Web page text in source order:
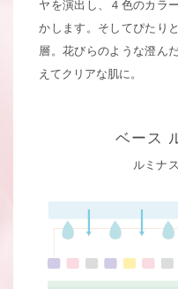
ヤを演出し、
４色のカラ
かします。そしてぴたり
層。 花びらのような澄ん
えてクリアな肌に。
ベース
ルミナ